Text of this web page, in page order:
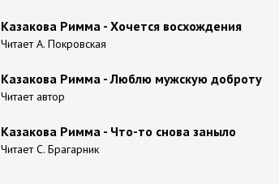
Казакова Римма - Хочется восхождения
Читает А. Покровская
Казакова Римма - Люблю мужскую доброту
Читает автор
Казакова Римма - Что-то снова заныло
Читает С. Брагарник